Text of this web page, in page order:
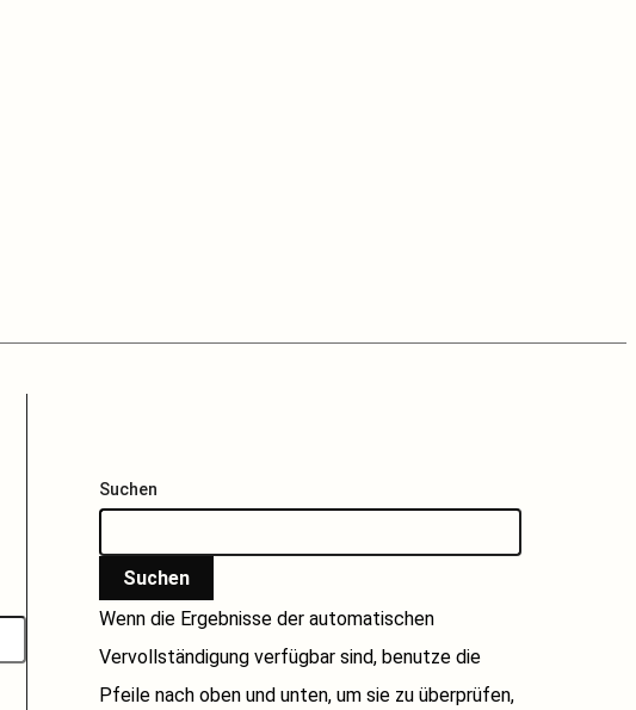
Suchen
Suchen
Wenn die Ergebnisse der automatischen
Vervollständigung verfügbar sind, benutze die
Pfeile nach oben und unten, um sie zu überprüfen,